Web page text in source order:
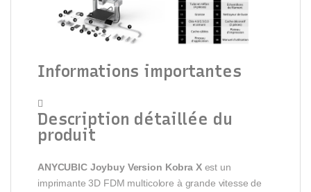
Informations importantes

Description détaillée du
produit
ANYCUBIC Joybuy Version Kobra Xest un
imprimante 3D FDM multicolore à grande vitesse de